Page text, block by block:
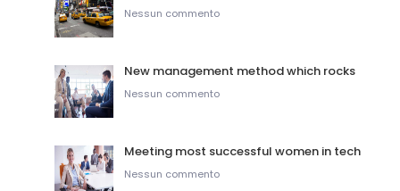
Nessun commento
New management method which rocks
Nessun commento
Meeting most successful women in tech
Nessun commento